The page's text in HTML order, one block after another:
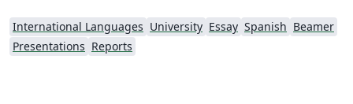
International Languages University Essay Spanish Beamer
Presentations Reports